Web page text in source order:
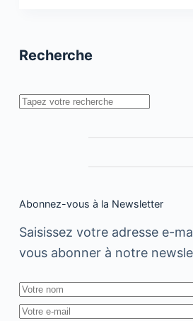
II
Recherche
Rechercher
Abonnez-vous à la Newsletter
Saisissez votre adresse e-
vous abonner à notre